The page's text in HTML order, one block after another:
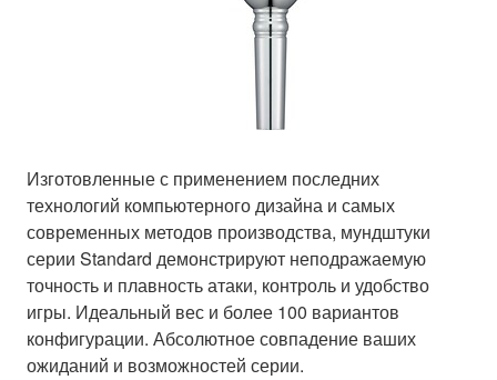
Изготовленные с применением последних
технологий компьютерного дизайна и самых
современных методов производства, мундштуки
серии Standard демонстрируют неподражаемую
точность и плавность атаки, контроль и удобство
игры. Идеальный вес и более 100 вариантов
конфигурации. Абсолютное совпадение ваших
ожиданий и возможностей серии.